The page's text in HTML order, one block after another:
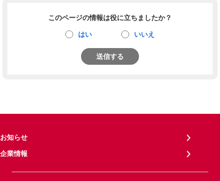
このページの情報は役に立ちましたか？
はい いいえ
送信する
お知らせ
企業情報